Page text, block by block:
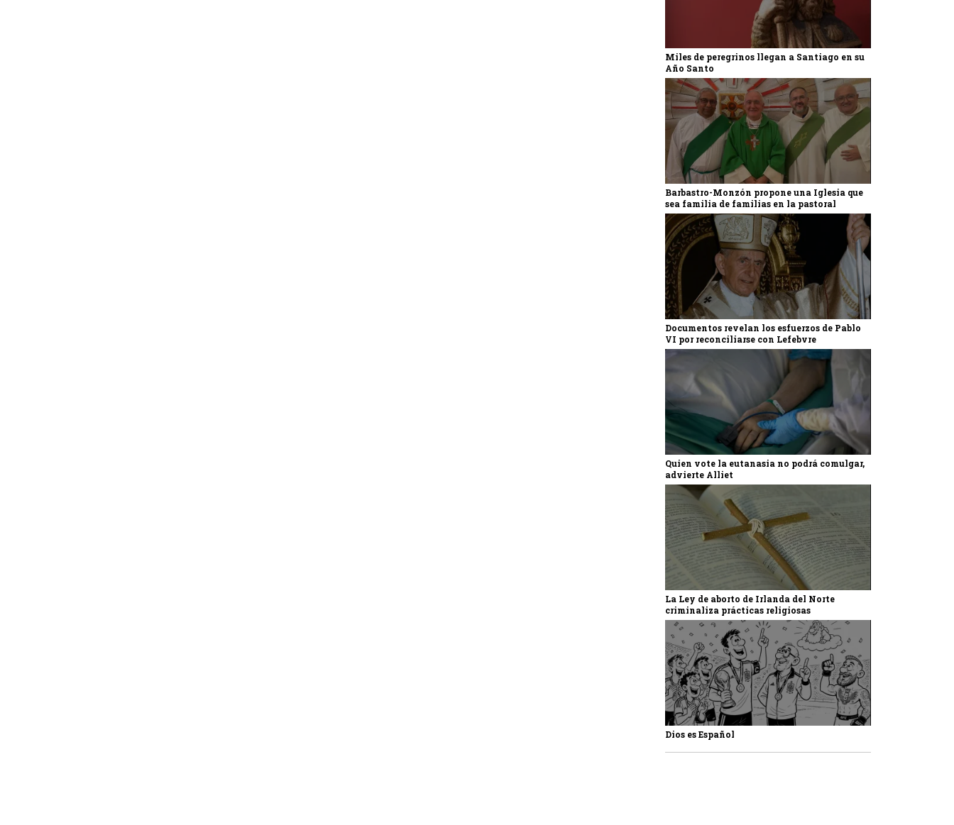
Miles de peregrinos llegan a Santiago en su
Año Santo
Barbastro-Monzón propone una Iglesia que
sea familia de familias en la pastoral
Documentos revelan los esfuerzos de Pablo
VI por reconciliarse con Lefebvre
Quien vote la eutanasia no podrá comulgar,
advierte Alliet
La Ley de aborto de Irlanda del Norte
criminaliza prácticas religiosas
Dios es Español